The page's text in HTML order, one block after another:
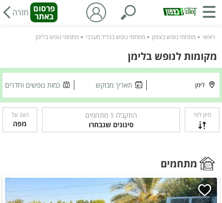
פרסום
באתר חזרה
ראשי מתחמי נופש בצפון מתחמי נופש בגליל מערבי מתחמי נופש בלימן
מקומות לנופש בלימן
תאריך מבוקש כמות נופשים וחדרים
מיון לפי התקבלו 1 מתחמים
סינונים שנבחרו
הצג על
מפה
מתחמים